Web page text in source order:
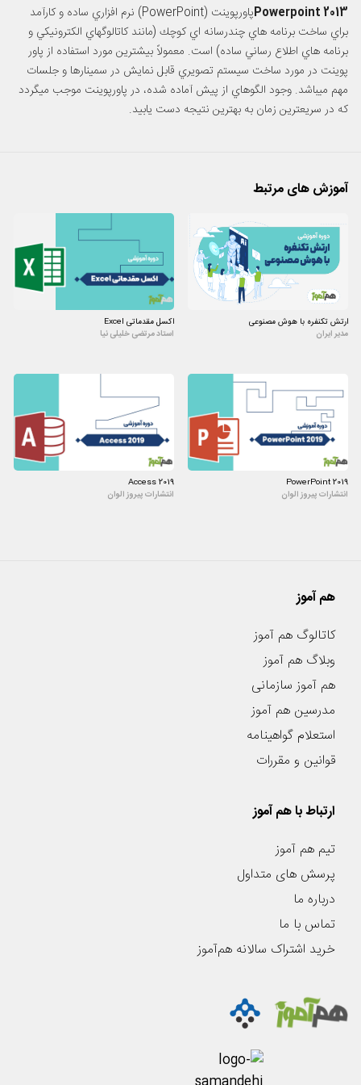
Powerpoint 2013
پاورپوینت (PowerPoint) نرم افزاري ساده و كارآمد
براي ساخت برنامه هاي چندرسانه اي كوچك (مانند كاتالوگهاي الكترونيكي و
برنامه هاي اطلاع رساني ساده) است. معمولاً بيشترين مورد استفاده از پاور
پوینت در مورد ساخت سيستم تصويري قابل نمايش در سمينارها و جلسات
مهم ميباشد. وجود الگوهاي از پيش آماده شده، در پاورپوینت موجب ميگردد
كه در سريعترين زمان به بهترين نتيجه دست يابيد.
آموزش های مرتبط
ارتش تکنفره با هوش مصنوعی
مدیر ایران
اکسل مقدماتی Excel
استاد مرتضی خلیلی نیا
PowerPoint 2019
انتشارات پیروز الوان
Access 2019
انتشارات پیروز الوان
هم آموز
کاتالوگ هم آموز
وبلاگ هم آموز
هم آموز سازمانی
مدرسین هم آموز
استعلام گواهینامه
قوانین و مقررات
ارتباط با هم آموز
تیم هم آموز
پرسش های متداول
درباره ما
تماس با ما
خرید اشتراک سالانه هم‌آموز